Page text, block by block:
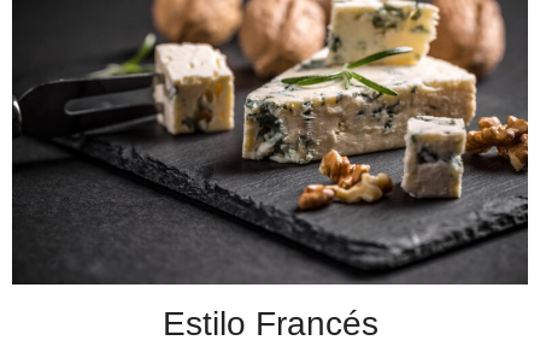
Estilo Francés